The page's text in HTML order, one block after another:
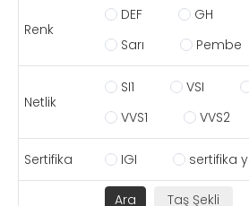
Renk
DEF GH
Sarı
Pembe
Netlik
SI1 VSI
VVS1
VVS2
Sertifika IGI sertifika